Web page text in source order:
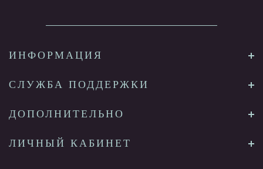
ИНФОРМАЦИЯ
СЛУЖБА ПОДДЕРЖКИ
ДОПОЛНИТЕЛЬНО
ЛИЧНЫЙ КАБИНЕТ